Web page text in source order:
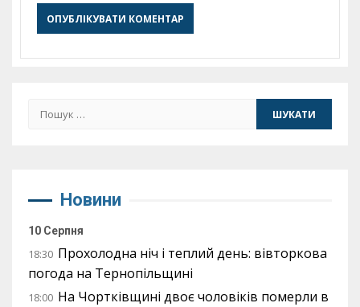
Пошук:
Новини
10 Серпня
18:30 Прохолодна ніч і теплий день: вівторкова
погода на Тернопільщині
18:00 На Чортківщині двоє чоловіків померли в